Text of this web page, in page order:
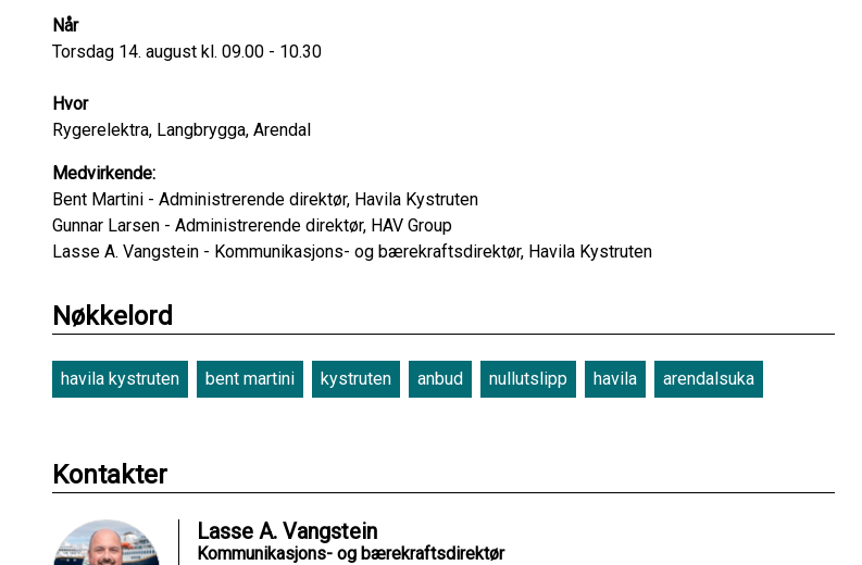
Når
Torsdag 14. august kl. 09.00 - 10.30
Hvor
Rygerelektra, Langbrygga, Arendal
Medvirkende:
Bent Martini - Administrerende direktør, Havila Kystruten
Gunnar Larsen - Administrerende direktør, HAV Group
Lasse A. Vangstein - Kommunikasjons- og bærekraftsdirektør, Havila Kystruten
Nøkkelord
havila kystruten bent martini kystruten anbud nullutslipp havila arendalsuka
Kontakter
Lasse A. Vangstein
Kommunikasjons- og bærekraftsdirektør